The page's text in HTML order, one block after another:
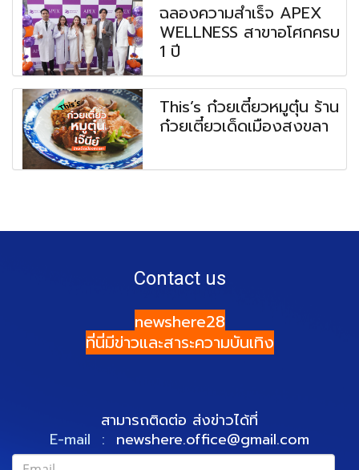
ฉลองความสำเร็จ APEX
WELLNESS สาขาอโศกครบ
1 ปี
This’s ก๋วยเตี๋ยวหมูตุ๋น ร้าน
ก๋วยเตี๋ยวเด็ดเมืองสงขลา
Contact us
newshere28
ที่นี่มีข่าวและสาระความบันเทิง
สามารถติดต่อ ส่งข่าวได้ที่
E-mail : newshere.office@gmail.com